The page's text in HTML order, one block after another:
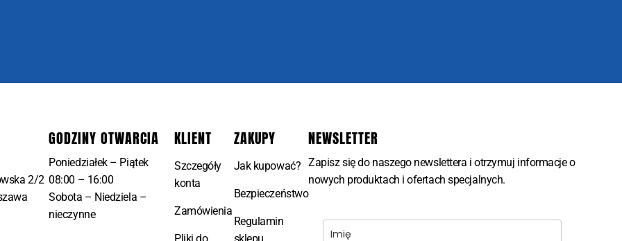
2/2
GODZINY OTWARCIA
Poniedziałek – Piątek
08:00 – 16:00
Sobota – Niedziela –
nieczynne
KLIENT
Szczegóły
konta
Zamówienia
ZAKUPY
Jak kupować?
Bezpieczeństwo
Regulamin
NEWSLETTER
Zapisz się do naszego newslettera i otrzymuj informacje o
nowych produktach i ofertach specjalnych.